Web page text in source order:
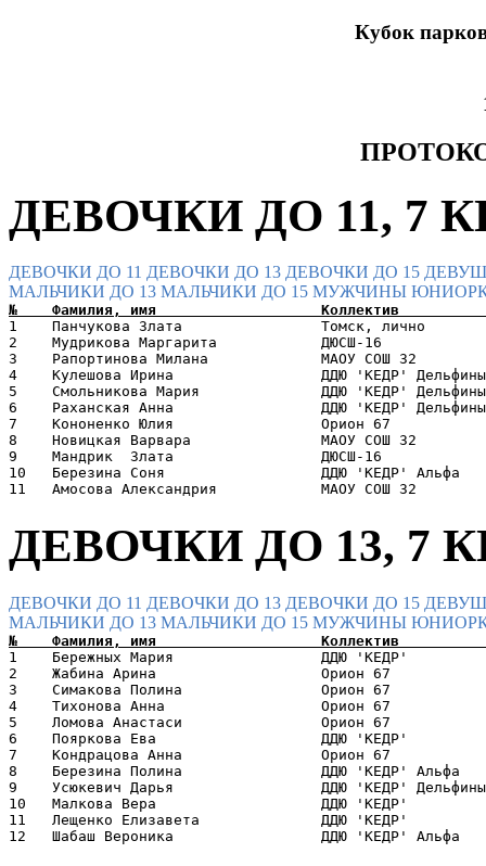
Кубок
ДЕВОЧКИ ДО 11, 7
ДЕВОЧКИ ДО 11 ДЕВОЧКИ ДО 13 ДЕВОЧКИ ДО 15
МАЛЬЧИКИ ДО 13 МАЛЬЧИКИ ДО 15 МУЖЧИНЫ
1    Панчукова Злата                Томск,
2    Мудрикова Маргарита            ДЮСШ-16
3    Рапортинова Милана             МАОУ СОШ
4    Кулешова Ирина                 ДДЮ 'КЕДР'
5    Смольникова Мария              ДДЮ 'КЕДР'
6    Раханская Анна                 ДДЮ 'КЕДР'
7    Кононенко Юлия                 Орион 67
8    Новицкая Варвара               МАОУ СОШ
9    Мандрик  Злата                 ДЮСШ-16
10   Березина Соня                  ДДЮ
ДЕВОЧКИ ДО 13, 7
ДЕВОЧКИ ДО 11 ДЕВОЧКИ ДО 13 ДЕВОЧКИ ДО 15
МАЛЬЧИКИ ДО 13 МАЛЬЧИКИ ДО 15 МУЖЧИНЫ
1    Бережных Мария                 ДДЮ 'КЕДР'
2    Жабина Арина                   Орион 67
3    Симакова Полина                Орион 67
4    Тихонова Анна                  Орион 67
5    Ломова Анастаси                Орион 67
6    Пояркова Ева                   ДДЮ 'КЕДР'
7    Кондрацова Анна                Орион 67
8    Березина Полина                ДДЮ 'КЕДР'
9    Усюкевич Дарья                 ДДЮ
10   Малкова Вера                   ДДЮ
11   Лещенко Елизавета              ДДЮ